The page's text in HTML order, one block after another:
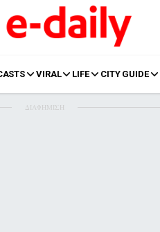
VIRAL LIFE CITY GUIDE
ΔΙΑΦΗΜΙΣΗ